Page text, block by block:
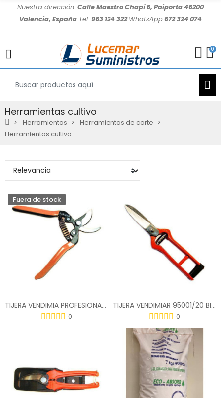
Nuestra dirección: Calle Maestro Chapí 6, Paiporta 46200
Valencia, España Tel. 963 124 322WhatsApp 672 324 074
0
Herramientas cultivo
Herramientas
Herramientas de corte
Herramientas cultivo
Fuera de stock
TIJERA VENDIMIA PROFESIONAL 1250B
0
TIJERA VENDIMIAR 95001/20 BIKAIN
0